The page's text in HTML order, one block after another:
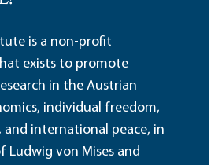
is a non-profit
exists to promote
in the Austrian
individual freedom,
and international peace, in
von Mises and